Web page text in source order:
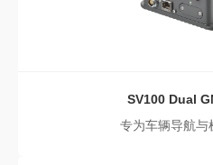
SV100 Dual
专为车辆导航与